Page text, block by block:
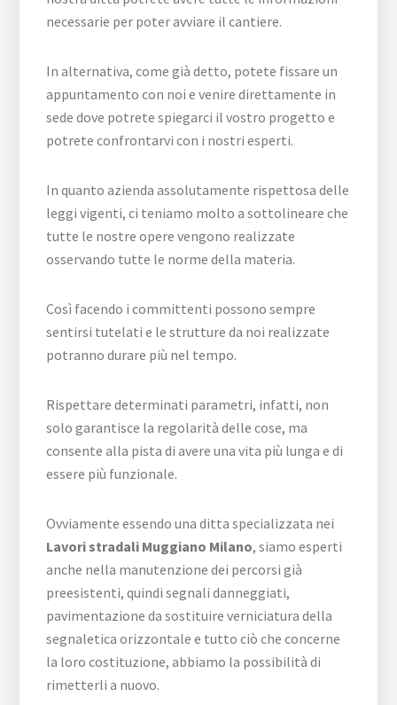
necessarie per poter avviare il cantiere.
In alternativa, come già detto, potete fissare un
appuntamento con noi e venire direttamente in
sede dove potrete spiegarci il vostro progetto e
potrete confrontarvi con i nostri esperti.
In quanto azienda assolutamente rispettosa delle
leggi vigenti, ci teniamo molto a sottolineare che
tutte le nostre opere vengono realizzate
osservando tutte le norme della materia.
Così facendo i committenti possono sempre
sentirsi tutelati e le strutture da noi realizzate
potranno durare più nel tempo.
Rispettare determinati parametri, infatti, non
solo garantisce la regolarità delle cose, ma
consente alla pista di avere una vita più lunga e di
essere più funzionale.
Ovviamente essendo una ditta specializzata nei
Lavori stradali Muggiano Milano, siamo esperti
anche nella manutenzione dei percorsi già
preesistenti, quindi segnali danneggiati,
pavimentazione da sostituire verniciatura della
segnaletica orizzontale e tutto ciò che concerne
la loro costituzione, abbiamo la possibilità di
rimetterli a nuovo.